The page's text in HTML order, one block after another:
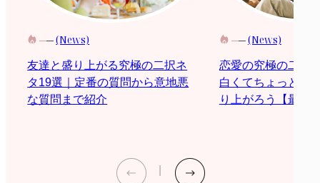
(News)
友達と盛り上がる究極の二択ネ
タ19選｜定番の質問から意地悪
な質問まで紹介
(News)
恋愛の究極の二択
白くてちょっと際
り上がろう【最新